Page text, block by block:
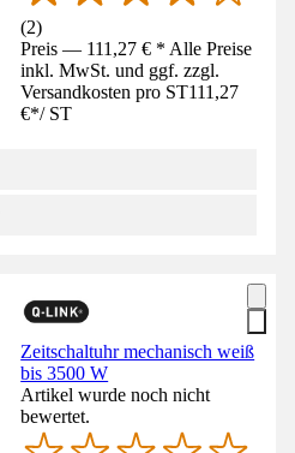
(2)
Preis — 111,27 € * Alle Preise
inkl. MwSt. und ggf. zzgl.
Versandkosten pro ST111,27
€*/ ST
Zeitschaltuhr mechanisch weiß
bis 3500 W
Artikel wurde noch nicht
bewertet.